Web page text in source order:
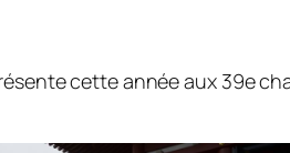
cette année aux 39e